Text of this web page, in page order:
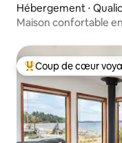
Hébergement ⋅
Maison confortable
Coups de cœur
Coup de cœur